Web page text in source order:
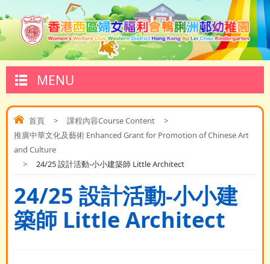
MENU
首頁 > 課程內容Course Content
>
推廣中華文化及藝術 Enhanced Grant for Promotion of Chinese Art
and Culture
>
24/25 設計活動-小小建築師 Little Architect
24/25 設計活動-小小建
築師 Little Architect